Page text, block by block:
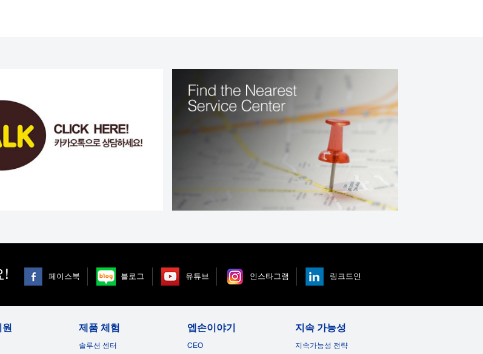
! 페이스북 블로그 유튜브 인스타그램 링크드인
제품 체험
솔루션 센터
엡손이야기
CEO
지속 가능성
지속가능성 전략